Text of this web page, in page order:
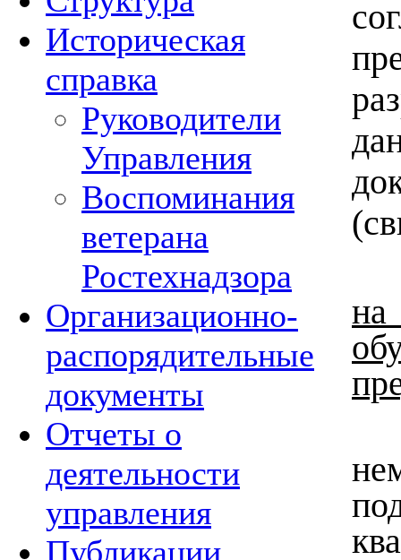
Историческая
справка
Руководители
Управления
Воспоминания
ветерана
Ростехнадзора
Организационно-
распорядительные
документы
Отчеты о
деятельности
управления
Публикации